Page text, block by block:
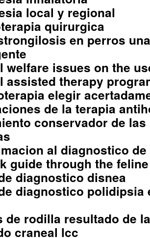
local y regional
quirurgica
en perros
welfare issues on the
assisted therapy
elegir
de la terapia
conservador de
al diagnostico
guide through the
diagnostico disnea
diagnostico polidipsia
de rodilla resultado de
craneal lcc